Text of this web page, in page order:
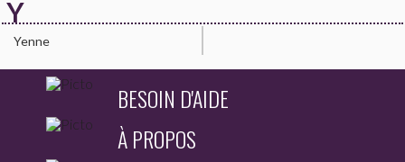
Y
Yenne
BESOIN D'AIDE
À PROPOS